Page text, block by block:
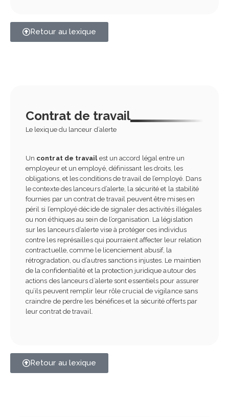
Retour au lexique
Contrat de travail
Le lexique du lanceur d’alerte
Un contrat de travailest un accord légal entre un
employeur et un employé, définissant les droits, les
obligations, et les conditions de travail de l’employé. Dans
le contexte des lanceurs d’alerte, la sécurité et la stabilité
fournies par un contrat de travail peuvent être mises en
péril si l’employé décide de signaler des activités illégales
ou non éthiques au sein de l’organisation. La législation
sur les lanceurs d’alerte vise à protéger ces individus
contre les représailles qui pourraient affecter leur relation
contractuelle, comme le licenciement abusif, la
rétrogradation, ou d’autres sanctions injustes. Le maintien
de la confidentialité et la protection juridique autour des
actions des lanceurs d’alerte sont essentiels pour assurer
qu’ils peuvent remplir leur rôle crucial de vigilance sans
craindre de perdre les bénéfices et la sécurité offerts par
leur contrat de travail.
Retour au lexique